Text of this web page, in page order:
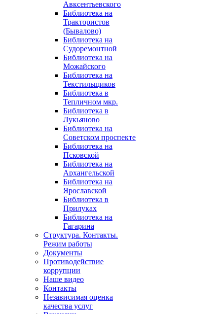
Авксентьевского
Библиотека на
Трактористов
(Бывалово)
Библиотека на
Судоремонтной
Библиотека на
Можайского
Библиотека на
Текстильщиков
Библиотека в
Тепличном мкр.
Библиотека в
Лукьяново
Библиотека на
Советском проспекте
Библиотека на
Псковской
Библиотека на
Архангельской
Библиотека на
Ярославской
Библиотека в
Прилуках
Библиотека на
Гагарина
Структура. Контакты.
Режим работы
Документы
Противодействие
коррупции
Наше видео
Контакты
Независимая оценка
качества услуг